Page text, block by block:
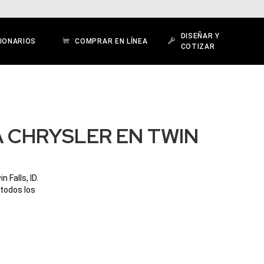
COMPRAR EN LÍNEA
DISEÑAR Y
COTIZAR
EN TWIN
Falls, ID.
los